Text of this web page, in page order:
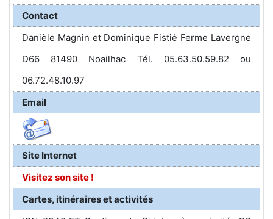
Contact
Danièle Magnin et Dominique Fistié Ferme Lavergne
D66 81490 Noailhac Tél. 05.63.50.59.82 ou
06.72.48.10.97
Email
Site Internet
Visitez son site !
Cartes, itinéraires et activités